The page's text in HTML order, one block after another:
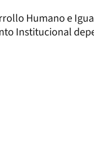
Humano e
Institucional